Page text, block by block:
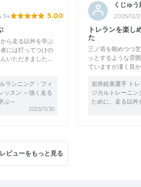
5.00
ら走る以外を学ぶ
には打ってつけの
いただきました…
ランニング・フィ
ッスン ～強く走る
ぶ～
2025/11/30
くじゅう
2025/12/2
トレランを楽し
た
三ノ塔を眺めつつ
ッとするような雰
ていますが凄く良
岩井絵美選手 ト
ジカルトレーニン
ために、走る以外
レビューをもっと見る